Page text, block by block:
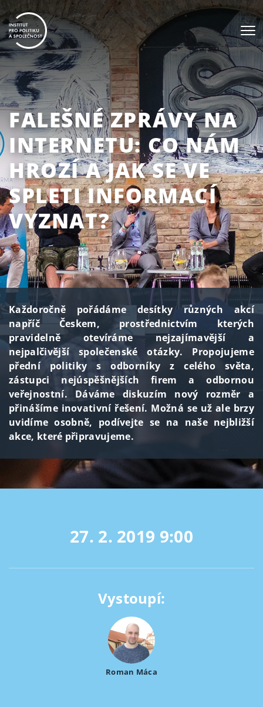
FALEŠNÉ ZPRÁVY NA
INTERNETU: CO NÁM
HROZÍ A JAK SE VE
SPLETI INFORMACÍ
VYZNAT?
Každoročně pořádáme desítky různých akcí
napříč Českem, prostřednictvím kterých
pravidelně otevíráme nejzajímavější a
nejpalčivější společenské otázky. Propojujeme
přední politiky s odborníky z celého světa,
zástupci nejúspěšnějších firem a odbornou
veřejnostní. Dáváme diskuzím nový rozměr a
přinášíme inovativní řešení. Možná se už ale brzy
uvidíme osobně, podívejte se na naše nejbližší
akce, které připravujeme.
27. 2. 2019 9:00
Vystoupí:
Roman Máca